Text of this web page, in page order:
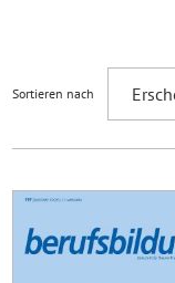
Sortieren nach